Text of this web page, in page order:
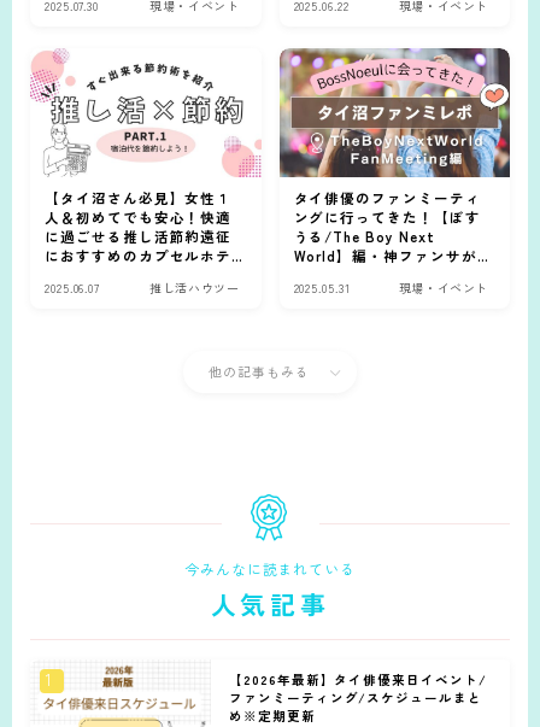
2025.07.30 現場・イベント 2025.06.22 現場・イベント
【タイ沼さん必見】女性１
人＆初めてでも安心！快適
に過ごせる推し活節約遠征
におすすめのカプセルホテ
2025.06.07 推し活ハウツー
タイ俳優のファンミーティ
ングに行ってきた！【ぼす
うる/The Boy Next
World】編・神ファンサがす
2025.05.31 現場・イベント
他の記事もみる
今みんなに読まれている
人気記事
【2026年最新】タイ俳優来日イベント/
ファンミーティング/スケジュールまと
め※定期更新